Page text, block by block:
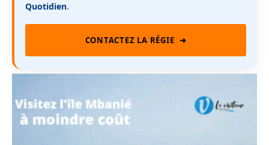
Quotidien.
CONTACTEZ LA RÉGIE ➜